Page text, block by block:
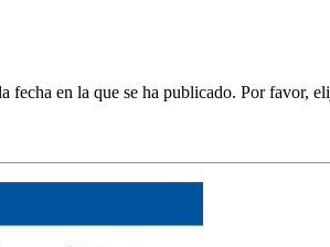
fecha en la que se ha publicado. Por favor,